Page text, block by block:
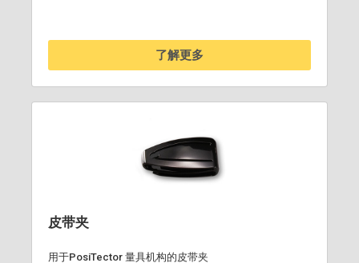
了解更多
皮带夹
用于PosiTector 量具机构的皮带夹